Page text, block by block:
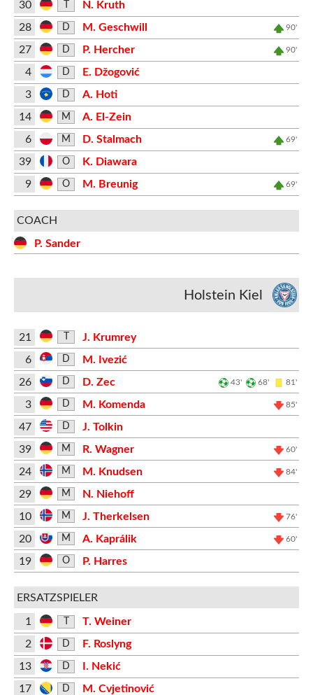
30
N. Kruth
28
D M. Geschwill 90'
27 D P. Hercher 90'
4 D
E. Džogović
3
D
A. Hoti
14
M
A. El-Zein
6
M D. Stalmach 69'
39 O
K. Diawara
9
O M. Breunig 69'
COACH
P. Sander
Holstein Kiel
21
J. Krumrey
6
D
M. Ivezić
26
D D. Zec 43' 68' 81'
3 D M. Komenda 85'
47 D
J. Tolkin
39
M R. Wagner 60'
24 M M. Knudsen 84'
29 M
N. Niehoff
10
M J. Therkelsen 76'
20 M A. Kaprálik 60'
19 O P. Harres
ERSATZSPIELER
1
T. Weiner
2
D
F. Roslyng
13
D
I. Nekić
17
D M. Cvjetinović